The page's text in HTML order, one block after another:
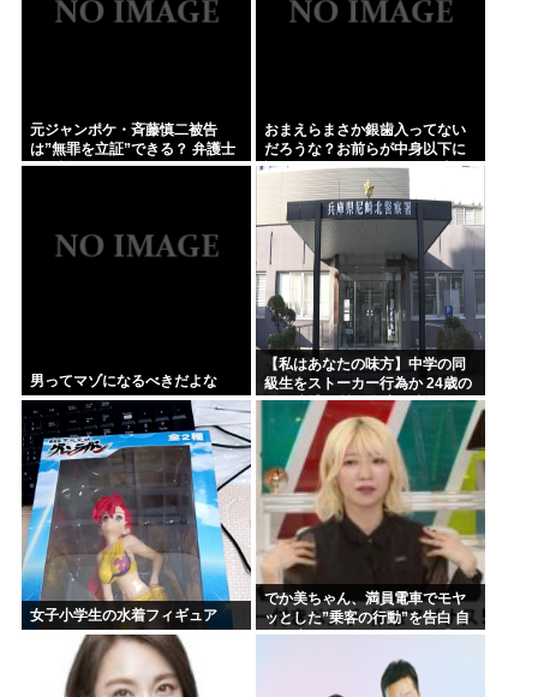
元ジャンポケ・斉藤慎二被告
は”無罪を立証”できる？ 弁護士
が解説
おまえらまさか銀歯入ってない
だろうな？お前らが中身以下に
評価される原因は口開けた時に
見える銀歯
男ってマゾになるべきだよな
【私はあなたの味方】中学の同
級生をストーカー行為か 24歳の
女を逮捕 男性の自宅に唐揚げや
文庫本など繰り返し届ける / 兵庫
女子小学生の水着フィギュア
でか美ちゃん、満員電車でモヤ
ッとした”乗客の行動”を告白 自
身を扇子などであおぐ人に「オ
イニーがつらくて…」